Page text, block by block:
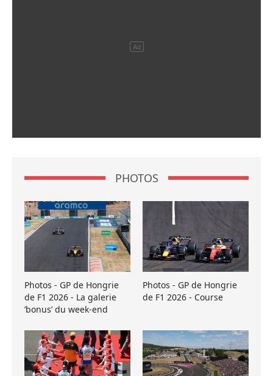
PHOTOS
Photos - GP de Hongrie
de F1 2026 - La galerie
’bonus’ du week-end
Photos - GP de Hongrie
de F1 2026 - Course